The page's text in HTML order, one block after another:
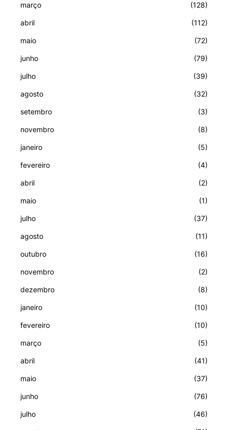
março (128)
abril (112)
maio (72)
junho (79)
julho (39)
agosto (32)
setembro (3)
novembro (8)
janeiro (5)
fevereiro (4)
abril (2)
maio (1)
julho (37)
agosto (11)
outubro (16)
novembro (2)
dezembro (8)
janeiro (10)
fevereiro (10)
março (5)
abril (41)
maio (37)
junho (76)
julho (46)